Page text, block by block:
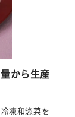
から生産
凍和惣菜を